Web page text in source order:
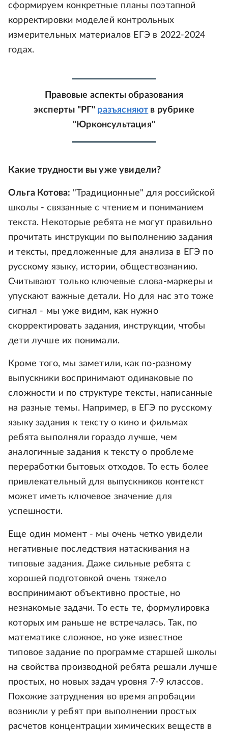
сформируем конкретные планы поэтапной
корректировки моделей контрольных
измерительных материалов ЕГЭ в 2022-2024
годах.
Правовые аспекты образования
эксперты "РГ" разъясняют в рубрике
"Юрконсультация"
Какие трудности вы уже увидели?
Ольга Котова: "Традиционные" для российской
школы - связанные с чтением и пониманием
текста. Некоторые ребята не могут правильно
прочитать инструкции по выполнению задания
и тексты, предложенные для анализа в ЕГЭ по
русскому языку, истории, обществознанию.
Считывают только ключевые слова-маркеры и
упускают важные детали. Но для нас это тоже
сигнал - мы уже видим, как нужно
скорректировать задания, инструкции, чтобы
дети лучше их понимали.
Кроме того, мы заметили, как по-разному
выпускники воспринимают одинаковые по
сложности и по структуре тексты, написанные
на разные темы. Например, в ЕГЭ по русскому
языку задания к тексту о кино и фильмах
ребята выполняли гораздо лучше, чем
аналогичные задания к тексту о проблеме
переработки бытовых отходов. То есть более
привлекательный для выпускников контекст
может иметь ключевое значение для
успешности.
Еще один момент - мы очень четко увидели
негативные последствия натаскивания на
типовые задания. Даже сильные ребята с
хорошей подготовкой очень тяжело
воспринимают объективно простые, но
незнакомые задачи. То есть те, формулировка
которых им раньше не встречалась. Так, по
математике сложное, но уже известное
типовое задание по программе старшей школы
на свойства производной ребята решали лучше
простых, но новых задач уровня 7-9 классов.
Похожие затруднения во время апробации
возникли у ребят при выполнении простых
расчетов концентрации химических веществ в